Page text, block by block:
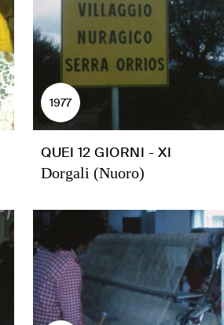
1977
QUEI 12 GIORNI - XI
Dorgali (Nuoro)